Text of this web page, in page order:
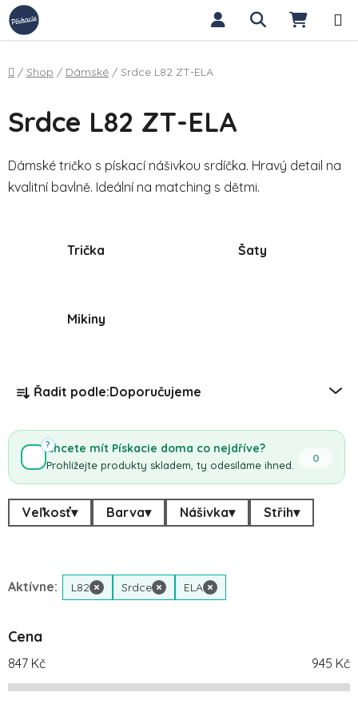
Přejít na obsah Hledat
Domů
/ Shop / Dámské / Srdce L82 ZT-ELA
Srdce L82 ZT-ELA
Dámské tričko s pískací nášivkou srdíčka. Hravý detail na
kvalitní bavlně. Ideální na matching s dětmi.
Trička Šaty
Mikiny
Řazení produktů
Řadit podle:Doporučujeme
Chcete mít Pískacie doma co nejdříve?
Prohlížejte produkty skladem, ty odesíláme ihned.
0
?
Veľkosť▾ Barva▾ Nášivka▾ Střih▾
Aktívne: L82 × Srdce × ELA ×
Cena
847 Kč 945 Kč